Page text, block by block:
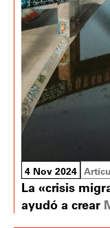
4 Nov 2024
La «crisis
ayudó a crear